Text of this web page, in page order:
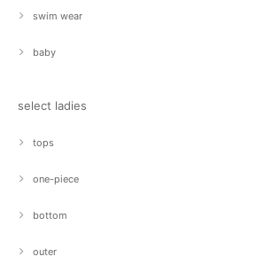
swim wear
baby
select ladies
tops
one-piece
bottom
outer